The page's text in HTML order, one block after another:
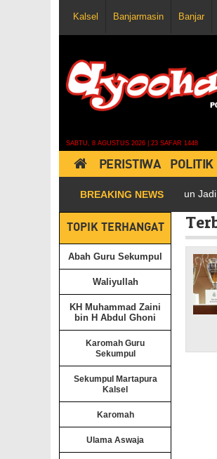
Kalsel Banjarmasin Banjar
SABTU, 8 AGUSTUS 2026 | 23 SAFAR 1448
PERISTIWA POLITIK
BREAKING NEWS
di Medsos, Postingannya pun Jadi Viral
TOPIK TERHANGAT
Abah Guru Sekumpul
Waliyullah
KH Muhammad Zaini
bin H Abdul Ghoni
Karomah Guru
Sekumpul
Sekumpul Martapura
Kalsel
Karomah
Ulama Aswaja